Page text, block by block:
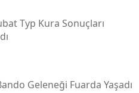
Typ Kura Sonuçları
Geleneği Fuarda Yaşadı